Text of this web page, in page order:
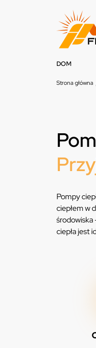
DOM
Strona główna
Pompy
ciepłem w
środowiska
ciepła jest